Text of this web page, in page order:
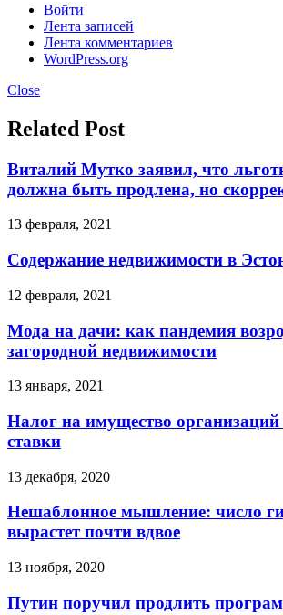
Войти
Лента записей
Лента комментариев
WordPress.org
Close
Related Post
Виталий Мутко заявил, что
должна быть продлена, но
13 февраля, 2021
Содержание недвижимости в
12 февраля, 2021
Мода на дачи: как пандемия
загородной недвижимости
13 января, 2021
Налог на имущество организаций
ставки
13 декабря, 2020
Нешаблонное мышление: число
вырастет почти вдвое
13 ноября, 2020
Путин поручил продлить